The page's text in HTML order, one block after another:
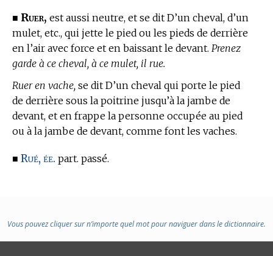
■ Ruer, est aussi neutre, et se dit D’un cheval, d’un
mulet, etc., qui jette le pied ou les pieds de derrière
en l’air avec force et en baissant le devant. Prenez
garde à ce cheval, à ce mulet, il rue.
Ruer en vache, se dit D’un cheval qui porte le pied
de derrière sous la poitrine jusqu’à la jambe de
devant, et en frappe la personne occupée au pied
ou à la jambe de devant, comme font les vaches.
■ Rué, ée. part. passé.
Vous pouvez cliquer sur n’importe quel mot pour naviguer dans le dictionnaire.